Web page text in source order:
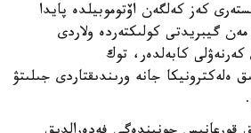
كەز كەلگەن اۆتوموبيلدە پايدا
مەن گيبريدتى كولىكتەردە ولاردى
كابەلدەر، توك
ەلەكترونيكا جانە ورىندىقتاردى جىلىتۋ